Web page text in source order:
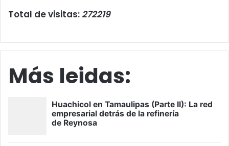
Total de visitas: 272219
Más leidas: